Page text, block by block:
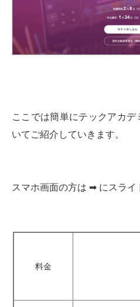
ここでは簡単にテックアカ
いてご紹介していきます。
スマホ画面の方は ➡︎ にスライ
料金